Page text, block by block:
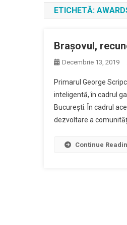
ETICHETĂ:
Brașovul,
Decembrie 13, 2019
Primarul George
inteligentă, în cadrul
București. În cadrul
dezvoltare a
Continue